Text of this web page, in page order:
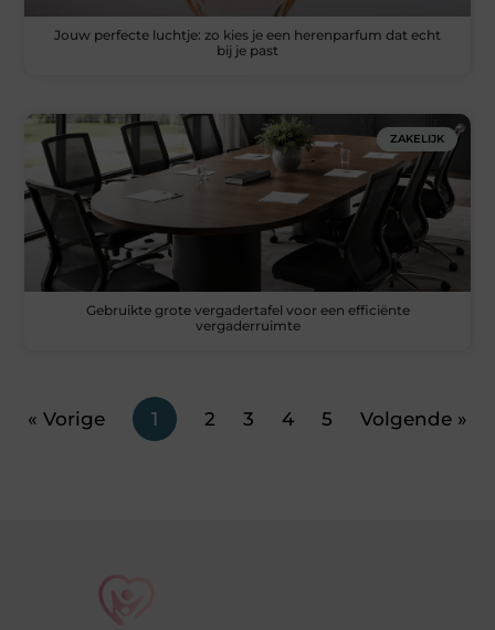
Jouw perfecte luchtje: zo kies je een herenparfum dat echt
bij je past
ZAKELIJK
Gebruikte grote vergadertafel voor een efficiënte
vergaderruimte
« Vorige 1 2 3 4 5 Volgende »